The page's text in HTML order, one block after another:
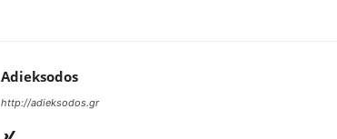
Adieksodos
http://adieksodos.gr